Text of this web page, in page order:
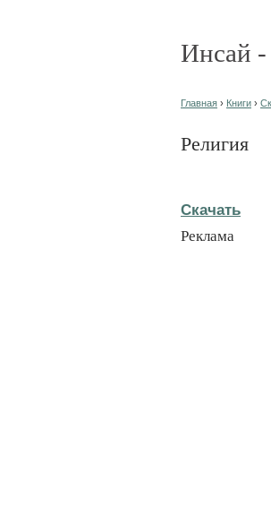
Инсай -
Главная › Книги ›
Религия
Скачать
Реклама